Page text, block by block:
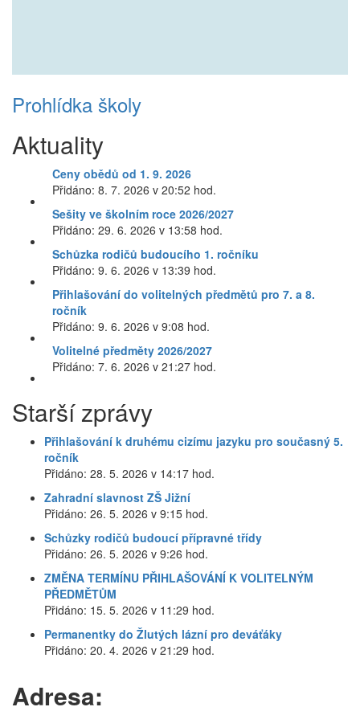
Prohlídka školy
Aktuality
Ceny obědů od 1. 9. 2026
Přidáno: 8. 7. 2026 v 20:52 hod.
Sešity ve školním roce 2026/2027
Přidáno: 29. 6. 2026 v 13:58 hod.
Schůzka rodičů budoucího 1. ročníku
Přidáno: 9. 6. 2026 v 13:39 hod.
Přihlašování do volitelných předmětů pro 7. a 8.
ročník
Přidáno: 9. 6. 2026 v 9:08 hod.
Volitelné předměty 2026/2027
Přidáno: 7. 6. 2026 v 21:27 hod.
Starší zprávy
Přihlašování k druhému cizímu jazyku pro současný 5.
ročník
Přidáno: 28. 5. 2026 v 14:17 hod.
Zahradní slavnost ZŠ Jižní
Přidáno: 26. 5. 2026 v 9:15 hod.
Schůzky rodičů budoucí přípravné třídy
Přidáno: 26. 5. 2026 v 9:26 hod.
ZMĚNA TERMÍNU PŘIHLAŠOVÁNÍ K VOLITELNÝM
PŘEDMĚTŮM
Přidáno: 15. 5. 2026 v 11:29 hod.
Permanentky do Žlutých lázní pro deváťáky
Přidáno: 20. 4. 2026 v 21:29 hod.
Adresa: